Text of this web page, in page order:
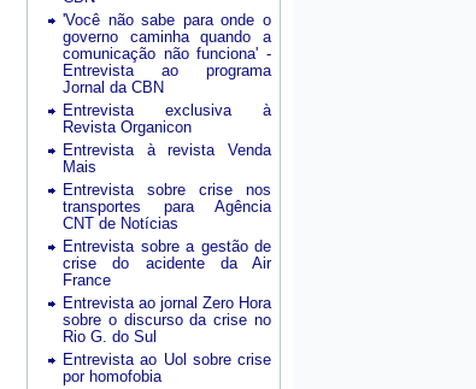
'Você não sabe para onde o
governo caminha quando a
comunicação não funciona' -
Entrevista ao programa
Jornal da CBN
Entrevista exclusiva à
Revista Organicon
Entrevista à revista Venda
Mais
Entrevista sobre crise nos
transportes para Agência
CNT de Notícias
Entrevista sobre a gestão de
crise do acidente da Air
France
Entrevista ao jornal Zero Hora
sobre o discurso da crise no
Rio G. do Sul
Entrevista ao Uol sobre crise
por homofobia